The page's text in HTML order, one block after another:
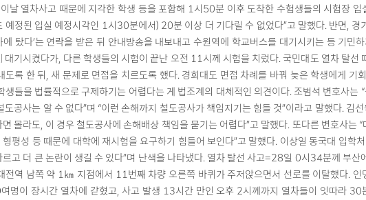
날 열차사고 때문에 지각한 학생 등을 포함해 1시50분 이후 도착한 수험생들의 시험장 입
예정된 입실 예정시각인 1시30분에서) 20분 이상 더 기다릴 수 없었다”고 말했다. 반면,
에 탔다’는 연락을 받은 뒤 안내방송을 내보내고 수원역에 학교버스를 대기시키는 등 기민
대기시켰다가, 다른 학생들의 시험이 끝난 오전 11시께 시험을 치렀다. 국민대도 열차 탈
도록 한 뒤, 새 문제로 면접을 치르도록 했다. 경희대도 면접 차례를 바꿔 늦은 학생에게 기
생들을 법률적으로 구제하기는 어렵다는 게 법조계의 대체적인 의견이다. 조범석 변호사는
도공사는 알 수 없다”며 “이런 손해까지 철도공사가 책임지기는 힘들 것”이라고 말했다. 김
몰라도, 이 경우 철도공사에 손해배상 책임을 묻기는 어렵다”고 말했다. 또다른 변호사는
형평성 등 때문에 대학에 재시험을 요구하기 힘들어 보인다”고 말했다. 이상일 동국대 입학
르고 더 큰 논란이 생길 수 있다”며 난색을 나타냈다. 열차 탈선 사고=28일 0시34분께 부
전역 남쪽 약 1㎞ 지점에서 11번째 차량 오른쪽 바퀴가 주저앉으면서 선로를 이탈했다.
명이 장시간 열차에 갇혔고, 사고 발생 13시간 만인 오후 2시께까지 열차들이 잇따라